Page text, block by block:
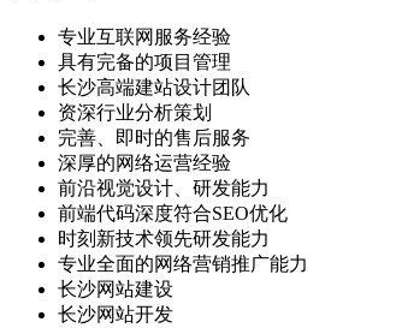
专业互联网服务经验
具有完备的项目管理
长沙高端建站设计团队
资深行业分析策划
完善、即时的售后服务
深厚的网络运营经验
前沿视觉设计、研发能力
前端代码深度符合SEO优化
时刻新技术领先研发能力
专业全面的网络营销推广能力
长沙网站建设
长沙网站开发